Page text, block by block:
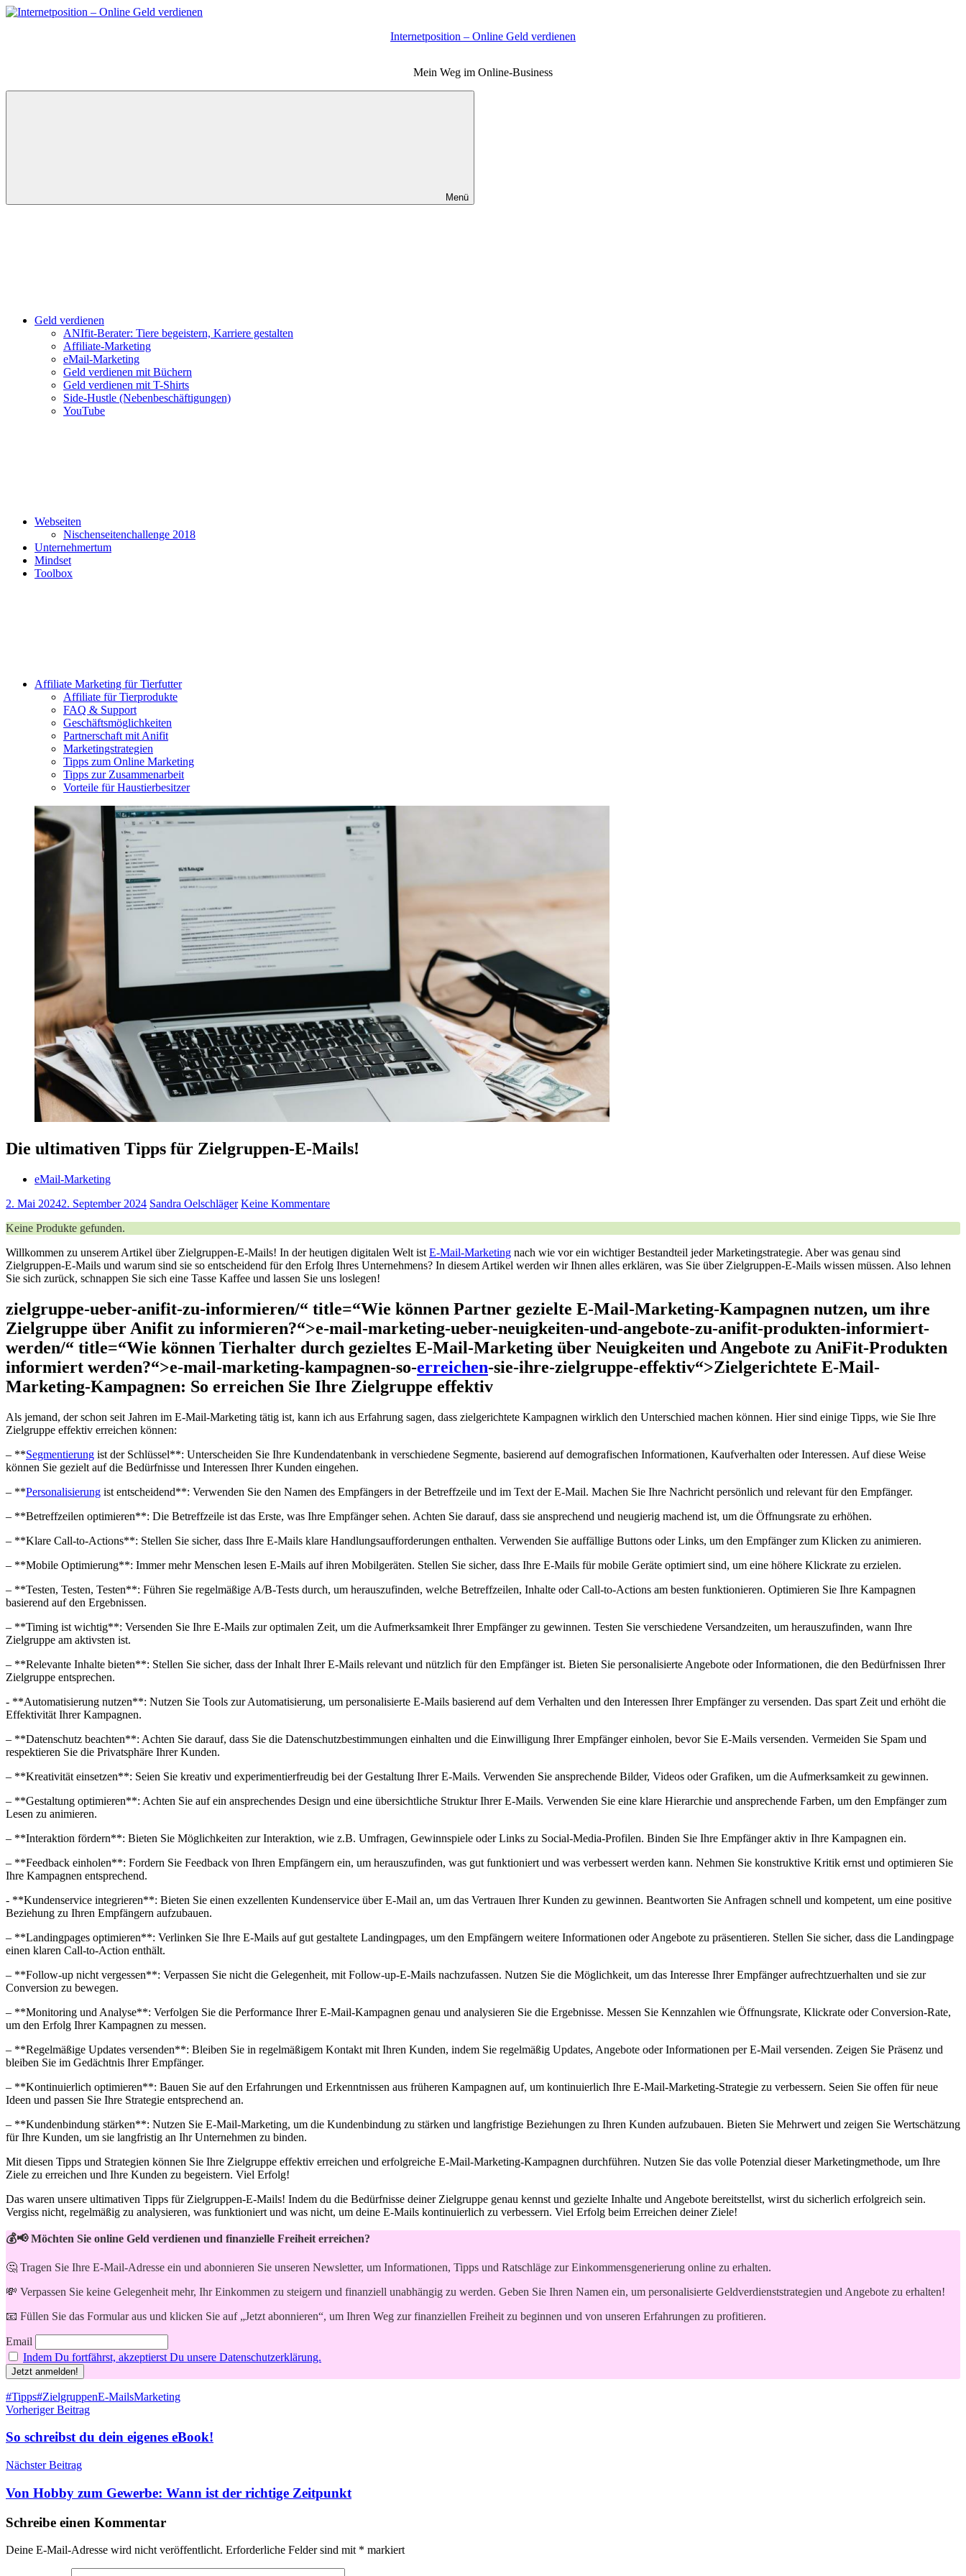
Zum
Internetposition – Online Geld verdienen
Mein Weg im Online-Business
Menü
Geld verdienen
ANIfit-Berater: Tiere begeistern, Karriere gestalten
Affiliate-Marketing
eMail-Marketing
Geld verdienen mit Büchern
Geld verdienen mit T-Shirts
Side-Hustle (Nebenbeschäftigungen)
YouTube
Webseiten
Nischenseitenchallenge 2018
Unternehmertum
Mindset
Toolbox
Affiliate Marketing für Tierfutter
Affiliate für Tierprodukte
FAQ & Support
Geschäftsmöglichkeiten
Partnerschaft mit Anifit
Marketingstrategien
Tipps zum Online Marketing
Tipps zur Zusammenarbeit
Vorteile für Haustierbesitzer
Die ultimativen Tipps für Zielgruppen-E-Mails!
eMail-Marketing
2. Mai 20242. September 2024 Sandra Oelschläger Keine Kommentare
Keine Produkte gefunden.
Willkommen zu unserem ​Artikel über⁣ Zielgruppen-E-Mails! In der heutigen digitalen Welt ist E-Mail-Marketing nach wie vor ein wichtiger‍ Bestandteil jeder​ Marketingstrategie. ​Aber⁤ was genau sind
Zielgruppen-E-Mails und ⁤warum sind​ sie so entscheidend⁤ für den Erfolg Ihres Unternehmens? In diesem Artikel werden wir Ihnen⁣ alles erklären, was Sie über Zielgruppen-E-Mails wissen müssen.​ Also lehnen
Sie sich zurück, schnappen Sie sich eine Tasse Kaffee und lassen ⁣Sie uns loslegen!
zielgruppe-ueber-anifit-zu-informieren/“ title=“Wie können Partner gezielte E-Mail-Marketing-Kampagnen nutzen, um ihre
Zielgruppe über Anifit zu informieren?“>e-mail-marketing-ueber-neuigkeiten-und-angebote-zu-anifit-produkten-informiert-
werden/“ title=“Wie können Tierhalter durch gezieltes E-Mail-Marketing über Neuigkeiten und Angebote zu AniFit-Produkten
informiert werden?“>e-mail-marketing-kampagnen-so-erreichen-sie-ihre-zielgruppe-effektiv“>Zielgerichtete E-Mail-
Marketing-Kampagnen: ⁢So erreichen Sie Ihre Zielgruppe effektiv
Als jemand, der‍ schon seit Jahren im E-Mail-Marketing tätig ⁤ist, kann ich aus Erfahrung sagen, dass zielgerichtete Kampagnen wirklich den Unterschied⁣ machen können. Hier sind einige Tipps, wie Sie Ihre
Zielgruppe effektiv​ erreichen können:
– **Segmentierung ist der Schlüssel**: Unterscheiden Sie‍ Ihre Kundendatenbank in verschiedene Segmente, basierend auf demografischen Informationen, Kaufverhalten oder Interessen. Auf diese Weise‌
können Sie gezielt auf die ⁤Bedürfnisse und Interessen Ihrer​ Kunden eingehen.
– **Personalisierung ist entscheidend**: Verwenden Sie‌ den Namen des Empfängers in⁣ der Betreffzeile und ​im Text der E-Mail. Machen Sie ⁢Ihre Nachricht persönlich und relevant für den‌ Empfänger.
– **Betreffzeilen optimieren**: Die Betreffzeile ist das Erste, was Ihre Empfänger sehen. Achten Sie darauf, dass sie ​ansprechend und neugierig machend ist,‌ um die Öffnungsrate zu erhöhen.
– **Klare ‍Call-to-Actions**: Stellen Sie sicher, dass Ihre E-Mails klare Handlungsaufforderungen enthalten. Verwenden Sie auffällige ⁣Buttons oder Links, um ⁢den ⁢Empfänger zum Klicken zu animieren.
– **Mobile Optimierung**: Immer mehr Menschen lesen E-Mails auf ihren Mobilgeräten. Stellen⁤ Sie sicher, dass Ihre E-Mails für mobile Geräte optimiert sind, um eine höhere Klickrate zu erzielen.
– ⁤**Testen, Testen, Testen**:‌ Führen Sie regelmäßige A/B-Tests durch, ⁣um ‌herauszufinden, welche ‌Betreffzeilen, Inhalte oder Call-to-Actions ‍am⁣ besten funktionieren. Optimieren Sie Ihre Kampagnen
basierend ⁢auf den Ergebnissen.
– **Timing ist wichtig**:⁢ Versenden Sie Ihre E-Mails zur optimalen Zeit, um die Aufmerksamkeit Ihrer Empfänger zu ‌gewinnen. Testen Sie verschiedene Versandzeiten, um herauszufinden, wann Ihre
Zielgruppe am⁣ aktivsten ist.
– ⁢**Relevante Inhalte bieten**: Stellen Sie sicher, dass der Inhalt Ihrer E-Mails relevant und ‌nützlich⁢ für den Empfänger ist. Bieten ​Sie‌ personalisierte Angebote oder Informationen, die den ‌Bedürfnissen⁢ Ihrer
Zielgruppe entsprechen.
-⁣ **Automatisierung nutzen**: Nutzen Sie Tools zur ‍Automatisierung, um ‍personalisierte⁤ E-Mails basierend auf dem Verhalten und​ den Interessen Ihrer Empfänger zu ⁢versenden.⁤ Das spart Zeit und erhöht die‌
Effektivität Ihrer Kampagnen.
– **Datenschutz beachten**: Achten Sie darauf, dass Sie die Datenschutzbestimmungen einhalten und die Einwilligung Ihrer ‌Empfänger einholen,⁣ bevor Sie E-Mails‌ versenden. Vermeiden Sie Spam und
respektieren Sie die Privatsphäre ​Ihrer Kunden.
– **Kreativität⁤ einsetzen**: Seien Sie kreativ ⁤und experimentierfreudig bei der Gestaltung ‌Ihrer E-Mails. Verwenden Sie ​ansprechende Bilder,‌ Videos oder Grafiken, ​um die Aufmerksamkeit ⁤zu gewinnen.
– **Gestaltung optimieren**: Achten Sie ​auf ein​ ansprechendes Design und⁣ eine übersichtliche Struktur⁢ Ihrer⁢ E-Mails. ⁣Verwenden Sie eine klare ‌Hierarchie und⁢ ansprechende Farben, um den Empfänger ‍zum‍
Lesen zu ⁣animieren.
– **Interaktion fördern**: Bieten​ Sie Möglichkeiten zur Interaktion, wie ⁤z.B. Umfragen, Gewinnspiele ⁣oder Links zu Social-Media-Profilen. Binden Sie Ihre Empfänger aktiv in Ihre‍ Kampagnen ein.
– **Feedback einholen**: Fordern Sie Feedback von Ihren Empfängern ein, um herauszufinden, ⁢was gut funktioniert und was ⁢verbessert werden kann.⁤ Nehmen Sie konstruktive Kritik‌ ernst und optimieren Sie
⁤Ihre Kampagnen entsprechend.
-⁤ **Kundenservice integrieren**: Bieten Sie einen⁣ exzellenten ⁢Kundenservice über E-Mail ​an, um das Vertrauen Ihrer⁤ Kunden zu gewinnen. Beantworten ⁤Sie Anfragen⁤ schnell‌ und kompetent, um ⁤eine positive
Beziehung zu Ihren ⁤Empfängern aufzubauen.
– **Landingpages optimieren**: Verlinken ‌Sie Ihre E-Mails auf gut gestaltete Landingpages, um den Empfängern weitere Informationen oder ‌Angebote zu⁢ präsentieren. Stellen ⁢Sie sicher, dass die Landingpage
einen klaren Call-to-Action enthält.
– **Follow-up nicht⁤ vergessen**: Verpassen Sie nicht die Gelegenheit, mit Follow-up-E-Mails⁤ nachzufassen. Nutzen Sie die Möglichkeit, um das ​Interesse Ihrer Empfänger aufrechtzuerhalten und sie zur
Conversion‌ zu bewegen.
– **Monitoring und Analyse**: Verfolgen⁣ Sie die Performance Ihrer E-Mail-Kampagnen ⁢genau und analysieren ⁢Sie die Ergebnisse. Messen Sie Kennzahlen wie Öffnungsrate, Klickrate oder Conversion-Rate,
um den Erfolg Ihrer Kampagnen zu messen.
– **Regelmäßige Updates versenden**: Bleiben Sie in ⁤regelmäßigem​ Kontakt mit Ihren Kunden, ‌indem Sie regelmäßig Updates, Angebote oder⁤ Informationen per E-Mail versenden. Zeigen⁣ Sie Präsenz und
bleiben Sie im ‌Gedächtnis Ihrer Empfänger.
– **Kontinuierlich optimieren**: Bauen Sie auf den Erfahrungen und ⁢Erkenntnissen aus früheren Kampagnen auf, um kontinuierlich ‌Ihre E-Mail-Marketing-Strategie ‌zu verbessern. Seien Sie offen für neue
Ideen und passen Sie Ihre Strategie entsprechend an.
– **Kundenbindung stärken**: Nutzen Sie E-Mail-Marketing, um die Kundenbindung zu stärken und ⁢langfristige Beziehungen zu Ihren Kunden aufzubauen. Bieten Sie⁤ Mehrwert und zeigen Sie⁤ Wertschätzung
für Ihre Kunden,‍ um sie⁣ langfristig an Ihr Unternehmen zu binden.
Mit​ diesen Tipps und Strategien können Sie Ihre Zielgruppe effektiv⁣ erreichen und erfolgreiche E-Mail-Marketing-Kampagnen durchführen. Nutzen Sie das volle Potenzial dieser Marketingmethode, ‍um Ihre
Ziele zu ​erreichen und‌ Ihre ⁢Kunden zu begeistern. Viel Erfolg! ‌
Das waren unsere ultimativen Tipps für Zielgruppen-E-Mails! Indem ⁤du die Bedürfnisse deiner Zielgruppe genau kennst und​ gezielte Inhalte und⁤ Angebote bereitstellst, wirst du sicherlich erfolgreich sein.
Vergiss nicht,‍ regelmäßig zu analysieren, was funktioniert und was nicht, um deine E-Mails kontinuierlich zu verbessern. Viel Erfolg beim Erreichen ⁤deiner Ziele!
💰📢 Möchten Sie online Geld verdienen und finanzielle Freiheit erreichen?
🤔 Tragen Sie Ihre E-Mail-Adresse ein und abonnieren Sie unseren Newsletter, um Informationen, Tipps und Ratschläge zur Einkommensgenerierung online zu erhalten.
💸 Verpassen Sie keine Gelegenheit mehr, Ihr Einkommen zu steigern und finanziell unabhängig zu werden. Geben Sie Ihren Namen ein, um personalisierte Geldverdienststrategien und Angebote zu erhalten!
📧 Füllen Sie das Formular aus und klicken Sie auf „Jetzt abonnieren“, um Ihren Weg zur finanziellen Freiheit zu beginnen und von unseren Erfahrungen zu profitieren.
Email
Indem Du fortfährst, akzeptierst Du unsere Datenschutzerklärung.
Schlagwörter
#Tipps#ZielgruppenE-MailsMarketing
Beitragsnavigation
Vorheriger Beitrag
So schreibst du dein eigenes eBook!
Nächster Beitrag
Von Hobby zum Gewerbe: Wann ist der richtige Zeitpunkt
Schreibe einen Kommentar
Deine E-Mail-Adresse wird nicht veröffentlicht. Erforderliche Felder sind mit * markiert